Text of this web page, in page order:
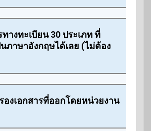
ทางทะเบียน 30 ประเภท ที่
ภาษาอังกฤษได้เลย (ไม่ต้อง
องเอกสารที่ออกโดยหน่วยงาน